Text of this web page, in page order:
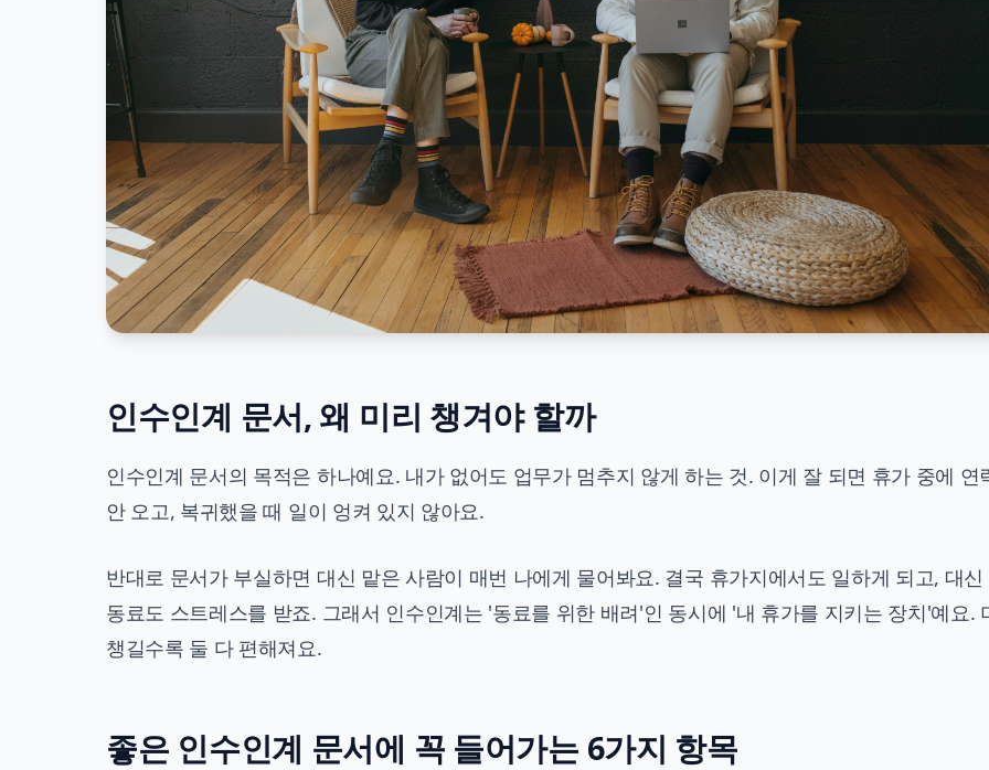
인수인계 문서, 왜 미리 챙겨야 할까
인수인계 문서의 목적은 하나예요. 내가 없어도 업무가 멈추지 않게 하는 것. 이게 잘 되면 휴가 중에 연
안 오고, 복귀했을 때 일이 엉켜 있지 않아요.
반대로 문서가 부실하면 대신 맡은 사람이 매번 나에게 물어봐요. 결국 휴가지에서도 일하게 되고, 대신
동료도 스트레스를 받죠. 그래서 인수인계는 '동료를 위한 배려'인 동시에 '내 휴가를 지키는 장치'예요.
챙길수록 둘 다 편해져요.
좋은 인수인계 문서에 꼭 들어가는 6가지 항목